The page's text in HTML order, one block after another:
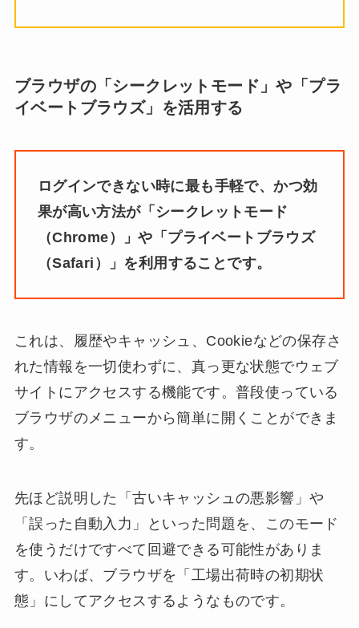
ブラウザの「シークレットモード」や「プラ
イベートブラウズ」を活用する
ログインできない時に最も手軽で、かつ効
果が高い方法が「シークレットモード
（Chrome）」や「プライベートブラウズ
（Safari）」を利用することです。
これは、履歴やキャッシュ、Cookieなどの保存さ
れた情報を一切使わずに、真っ更な状態でウェブ
サイトにアクセスする機能です。普段使っている
ブラウザのメニューから簡単に開くことができま
す。
先ほど説明した「古いキャッシュの悪影響」や
「誤った自動入力」といった問題を、このモード
を使うだけですべて回避できる可能性がありま
す。いわば、ブラウザを「工場出荷時の初期状
態」にしてアクセスするようなものです。